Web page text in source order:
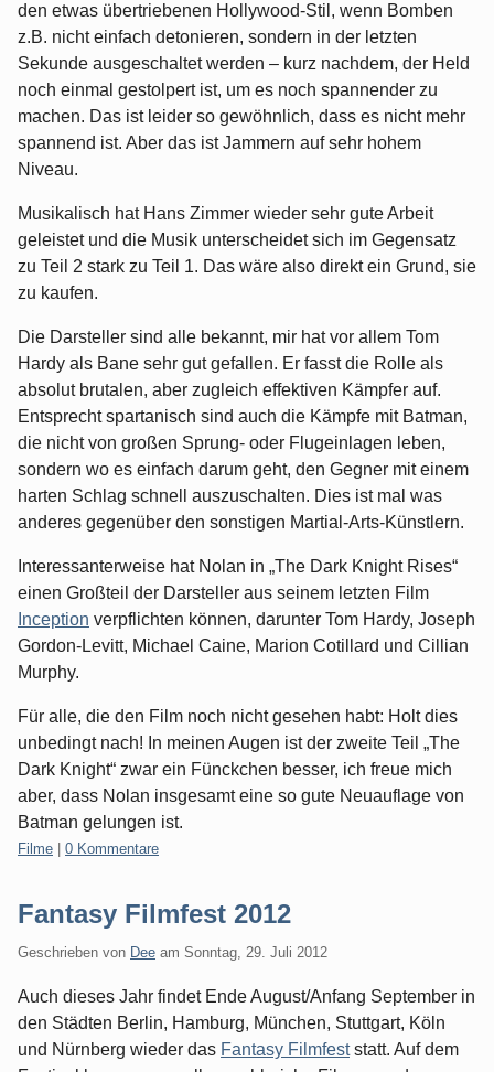
den etwas übertriebenen Hollywood-Stil, wenn Bomben
z.B. nicht einfach detonieren, sondern in der letzten
Sekunde ausgeschaltet werden – kurz nachdem, der Held
noch einmal gestolpert ist, um es noch spannender zu
machen. Das ist leider so gewöhnlich, dass es nicht mehr
spannend ist. Aber das ist Jammern auf sehr hohem
Niveau.
Musikalisch hat Hans Zimmer wieder sehr gute Arbeit
geleistet und die Musik unterscheidet sich im Gegensatz
zu Teil 2 stark zu Teil 1. Das wäre also direkt ein Grund, sie
zu kaufen.
Die Darsteller sind alle bekannt, mir hat vor allem Tom
Hardy als Bane sehr gut gefallen. Er fasst die Rolle als
absolut brutalen, aber zugleich effektiven Kämpfer auf.
Entsprecht spartanisch sind auch die Kämpfe mit Batman,
die nicht von großen Sprung- oder Flugeinlagen leben,
sondern wo es einfach darum geht, den Gegner mit einem
harten Schlag schnell auszuschalten. Dies ist mal was
anderes gegenüber den sonstigen Martial-Arts-Künstlern.
Interessanterweise hat Nolan in „The Dark Knight Rises“
einen Großteil der Darsteller aus seinem letzten Film
Inception verpflichten können, darunter Tom Hardy, Joseph
Gordon-Levitt, Michael Caine, Marion Cotillard und Cillian
Murphy.
Für alle, die den Film noch nicht gesehen habt: Holt dies
unbedingt nach! In meinen Augen ist der zweite Teil „The
Dark Knight“ zwar ein Fünckchen besser, ich freue mich
aber, dass Nolan insgesamt eine so gute Neuauflage von
Batman gelungen ist.
Kategorien:
Filme 0 Kommentare
Fantasy Filmfest 2012
Geschrieben von Dee am Sonntag, 29. Juli 2012
Auch dieses Jahr findet Ende August/Anfang September in
den Städten Berlin, Hamburg, München, Stuttgart, Köln
und Nürnberg wieder das Fantasy Filmfeststatt. Auf dem